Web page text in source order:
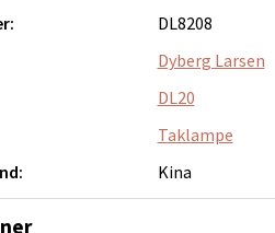
DL8208
Dyberg Larsen
DL20
Taklampe
Kina